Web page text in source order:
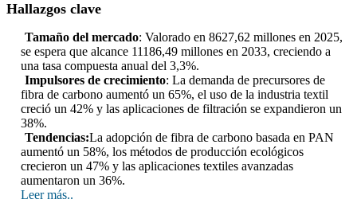
Hallazgos clave
Tamaño del mercado: Valorado en 8627,62 millones en 2025,
se espera que alcance 11186,49 millones en 2033, creciendo a
una tasa compuesta anual del 3,3%.
Impulsores de crecimiento: La demanda de precursores de
fibra de carbono aumentó un 65%, el uso de la industria textil
creció un 42% y las aplicaciones de filtración se expandieron un
38%.
Tendencias:La adopción de fibra de carbono basada en PAN
aumentó un 58%, los métodos de producción ecológicos
crecieron un 47% y las aplicaciones textiles avanzadas
aumentaron un 36%.
Leer más..